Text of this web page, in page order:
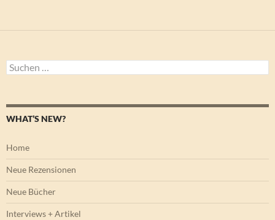
Suchen
nach:
WHAT’S NEW?
Home
Neue Rezensionen
Neue Bücher
Interviews + Artikel